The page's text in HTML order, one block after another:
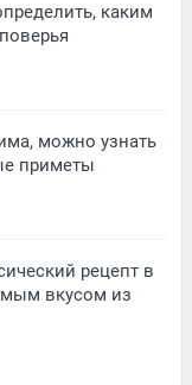
каким
можно узнать
приметы
рецепт в
вкусом из